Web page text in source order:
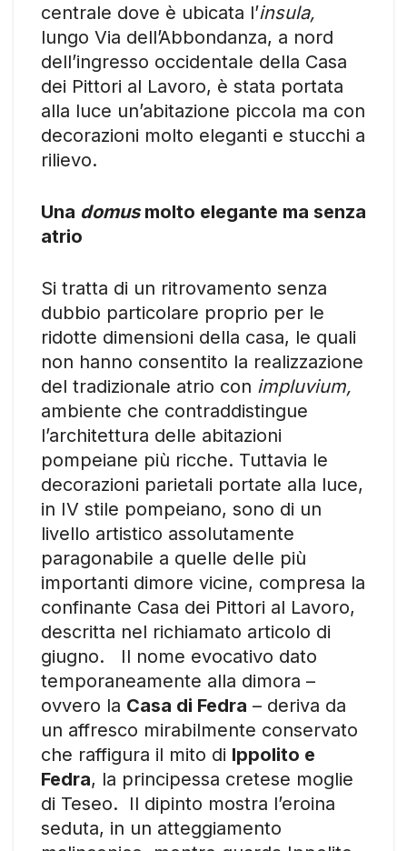
centrale dove è ubicata l’insula,
lungo Via dell’Abbondanza, a nord
dell’ingresso occidentale della Casa
dei Pittori al Lavoro, è stata portata
alla luce un’abitazione piccola ma con
decorazioni molto eleganti e stucchi a
rilievo.
Una domusmolto elegante ma senza
atrio
Si tratta di un ritrovamento senza
dubbio particolare proprio per le
ridotte dimensioni della casa, le quali
non hanno consentito la realizzazione
del tradizionale atrio con impluvium,
ambiente che contraddistingue
l’architettura delle abitazioni
pompeiane più ricche. Tuttavia le
decorazioni parietali portate alla luce,
in IV stile pompeiano, sono di un
livello artistico assolutamente
paragonabile a quelle delle più
importanti dimore vicine, compresa la
confinante Casa dei Pittori al Lavoro,
descritta nel richiamato articolo di
giugno. Il nome evocativo dato
temporaneamente alla dimora –
ovvero la Casa di Fedra – deriva da
un affresco mirabilmente conservato
che raffigura il mito di Ippolito e
Fedra, la principessa cretese moglie
di Teseo. Il dipinto mostra l’eroina
seduta, in un atteggiamento